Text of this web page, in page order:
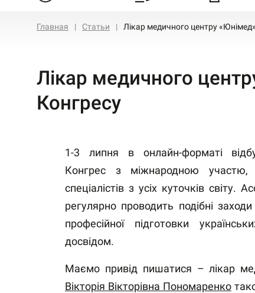
Главная Статьи Лікар медичного центру
Лікар медичного
Конгресу
1-3 липня в онлайн-форматі
Конгрес з міжнародною
спеціалістів з усіх куточків світу.
регулярно проводить подібні
професійної підготовки
досвідом.
Маємо привід пишатися – лікар
Вікторія Вікторівна Пономаренко